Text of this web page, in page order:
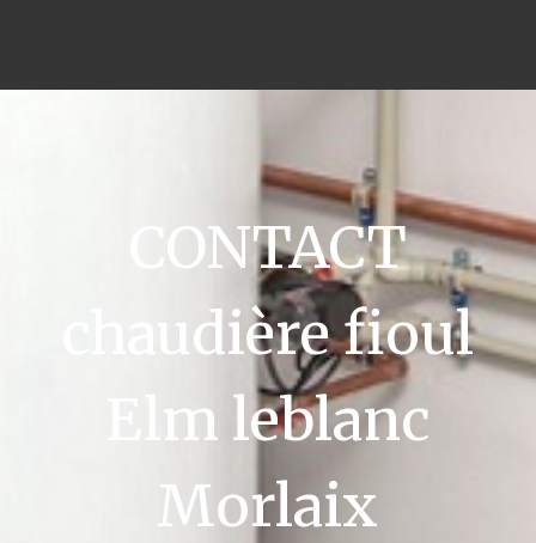
CONTACT
chaudière fioul
Elm leblanc
Morlaix